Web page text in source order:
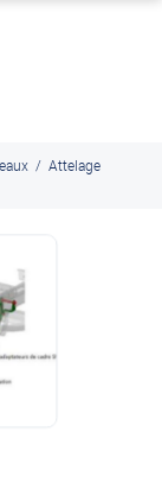
/ Attelage